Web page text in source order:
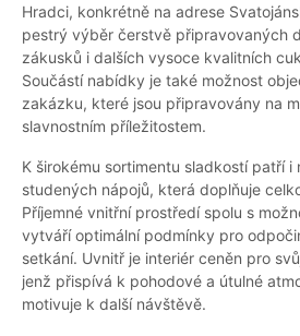
Hradci, konkrétně na adrese
pestrý výběr čerstvě připravovaných
zákusků i dalších vysoce kvalitních
Součástí nabídky je také možnost
zakázku, které jsou připravovány na
slavnostním příležitostem.
K širokému sortimentu sladkostí patří
studených nápojů, která doplňuje
Příjemné vnitřní prostředí spolu s
vytváří optimální podmínky pro
setkání. Uvnitř je interiér ceněn pro
jenž přispívá k pohodové a útulné
motivuje k další návštěvě.